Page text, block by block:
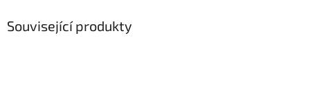
Související produkty